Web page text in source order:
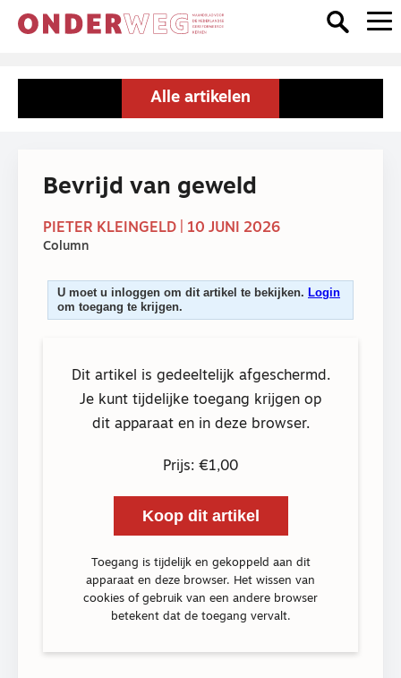
Alle artikelen
Bevrijd van geweld
PIETER KLEINGELD | 10 JUNI 2026
Column
U moet u inloggen om dit artikel te bekijken. Login
om toegang te krijgen.
Dit artikel is gedeeltelijk afgeschermd.
Je kunt tijdelijke toegang krijgen op
dit apparaat en in deze browser.
Prijs: €1,00
Koop dit artikel
Toegang is tijdelijk en gekoppeld aan dit
apparaat en deze browser. Het wissen van
cookies of gebruik van een andere browser
betekent dat de toegang vervalt.